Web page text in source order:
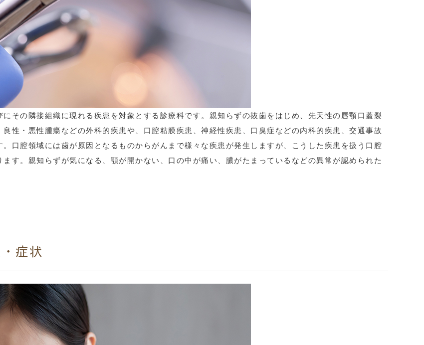
その隣接組織に現れる疾患を対象とする診療科です。親知らずの抜歯をはじめ、先天性の唇顎口蓋裂
性・悪性腫瘍などの外科的疾患や、口腔粘膜疾患、神経性疾患、口臭症などの内科的疾患、交通事故
口腔領域には歯が原因となるものからがんまで様々な疾患が発生しますが、こうした疾患を扱う口腔
す。親知らずが気になる、顎が開かない、口の中が痛い、膿がたまっているなどの異常が認められた
症状